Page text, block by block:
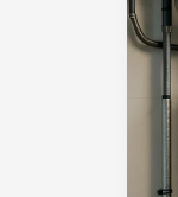
–
vad